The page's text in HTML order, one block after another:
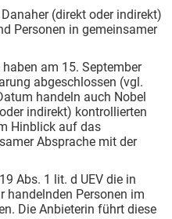
(direkt oder indirekt)
Personen in gemeinsamer
am 15. September
abgeschlossen (vgl.
handeln auch Nobel
indirekt) kontrollierten
Hinblick auf das
Absprache mit der
Abs. 1 lit. d UEV die in
handelnden Personen im
Die Anbieterin führt diese